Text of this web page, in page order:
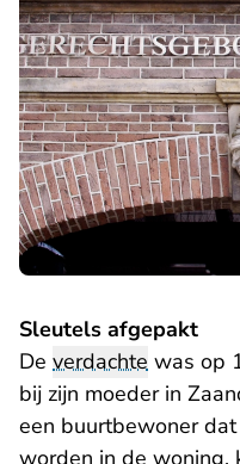
Sleutels afgepakt
De verdachte was op
bij zijn moeder in
een buurtbewoner
worden in de woning,